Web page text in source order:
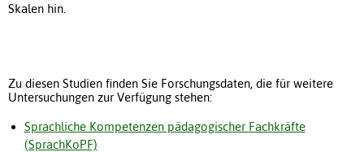
Skalen hin.
Zu diesen Studien finden Sie Forschungsdaten, die für weitere
Untersuchungen zur Verfügung stehen:
Sprachliche Kompetenzen pädagogischer Fachkräfte
(SprachKoPF)